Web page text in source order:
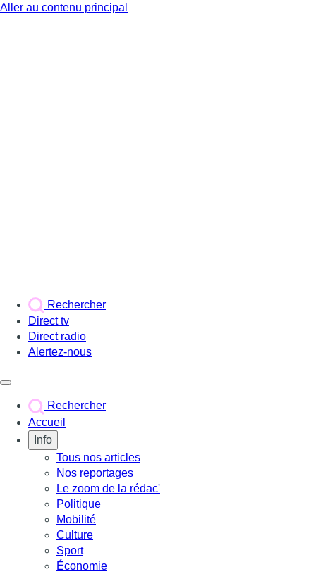
Aller au contenu principal
Rechercher
Direct tv
Direct radio
Alertez-nous
Rechercher
Accueil
Info
Tous nos articles
Nos reportages
Le zoom de la rédac'
Politique
Mobilité
Culture
Sport
Économie